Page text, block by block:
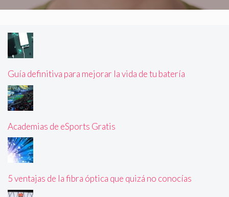
Guía definitiva para mejorar la vida de tu batería
Academias de eSports Gratis
5 ventajas de la fibra óptica que quizá no conocías